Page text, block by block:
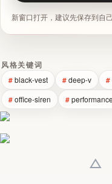
新窗口打开，建议先保存到自己
风格关键词
black-vest deep-v
office-siren
performance